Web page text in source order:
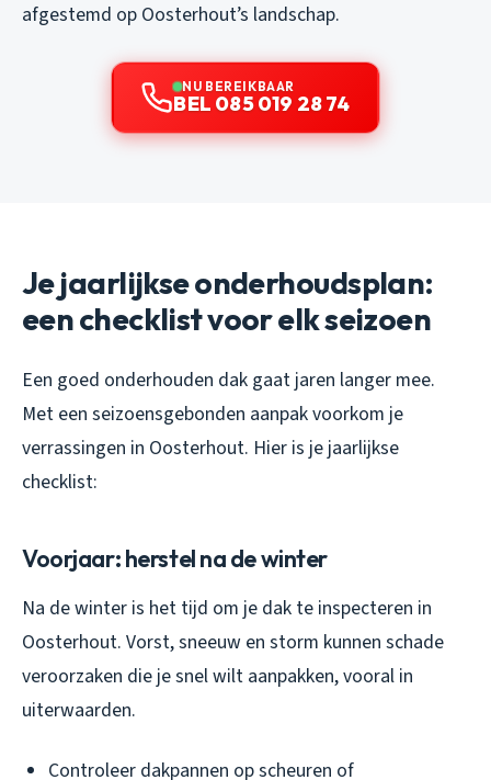
afgestemd op Oosterhout’s landschap.
NU BEREIKBAAR
BEL 085 019 28 74
Je jaarlijkse onderhoudsplan:
een checklist voor elk seizoen
Een goed onderhouden dak gaat jaren langer mee.
Met een seizoensgebonden aanpak voorkom je
verrassingen in Oosterhout. Hier is je jaarlijkse
checklist:
Voorjaar: herstel na de winter
Na de winter is het tijd om je dak te inspecteren in
Oosterhout. Vorst, sneeuw en storm kunnen schade
veroorzaken die je snel wilt aanpakken, vooral in
uiterwaarden.
Controleer dakpannen op scheuren of